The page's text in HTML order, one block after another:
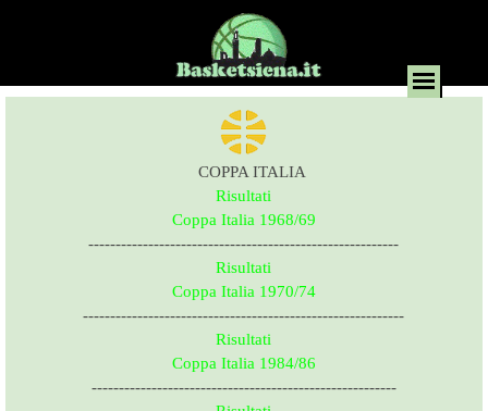
COPPA ITALIA
Risultati
Coppa Italia 1968/69
---------------------------------------------------------
Risultati
Coppa Italia 1970/74
-----------------------------------------------------------
Risultati
Coppa Italia 1984/86
--------------------------------------------------------